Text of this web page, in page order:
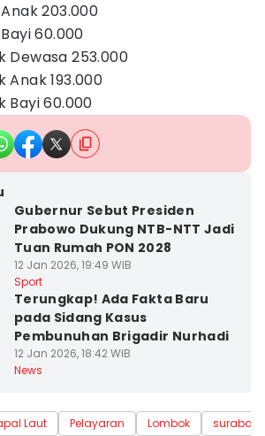
203.000
60.000
Dewasa 253.000
Anak 193.000
Bayi 60.000
Gubernur Sebut Presiden
Prabowo Dukung NTB-NTT Jadi
Tuan Rumah PON 2028
12 Jan 2026, 19:49 WIB
Sport
Terungkap! Ada Fakta Baru
pada Sidang Kasus
Pembunuhan Brigadir Nurhadi
12 Jan 2026, 18:42 WIB
News
Laut Pelayaran Lombok